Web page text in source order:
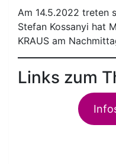
Am 14.5.2022 treten
Stefan Kossanyi hat
KRAUS am
Links zum